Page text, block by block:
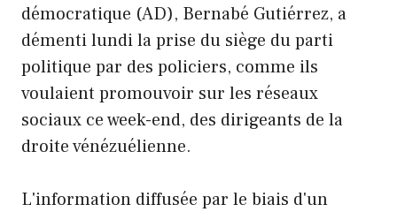
démocratique (AD), Bernabé Gutiérrez, a
démenti lundi la prise du siège du parti
politique par des policiers, comme ils
voulaient promouvoir sur les réseaux
sociaux ce week-end, des dirigeants de la
droite vénézuélienne.
L'information diffusée par le biais d'un